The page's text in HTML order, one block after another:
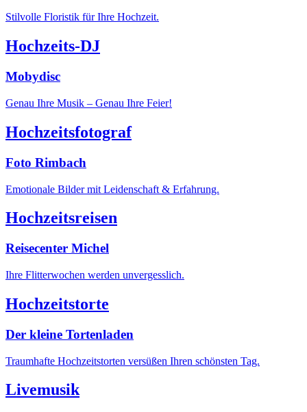
Stilvolle Floristik für Ihre Hochzeit.
Hochzeits-DJ
Mobydisc
Genau Ihre Musik – Genau Ihre Feier!
Hochzeitsfotograf
Foto Rimbach
Emotionale Bilder mit Leidenschaft & Erfahrung.
Hochzeitsreisen
Reisecenter Michel
Ihre Flitterwochen werden unvergesslich.
Hochzeitstorte
Der kleine Tortenladen
Traumhafte Hochzeitstorten versüßen Ihren schönsten Tag.
Livemusik